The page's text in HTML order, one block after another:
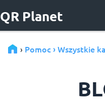
QR Planet
› Pomoc › Wszystkie